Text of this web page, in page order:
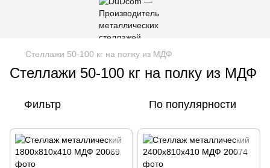
Стеллажи 50-100 кг на полку из МДФ
Стеллажи 50-100 кг на полку из МДФ
Фильтр По популярности